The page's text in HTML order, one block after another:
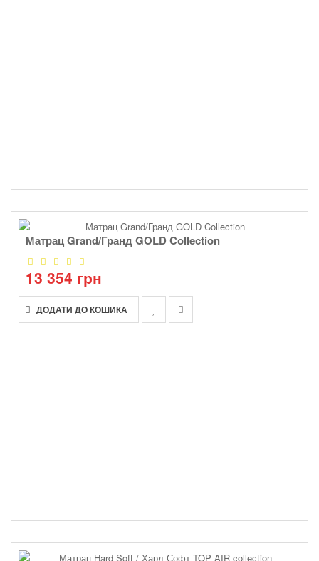
Матрац Grand/Гранд GOLD Collection
13 354 грн
ДОДАТИ ДО КОШИКА